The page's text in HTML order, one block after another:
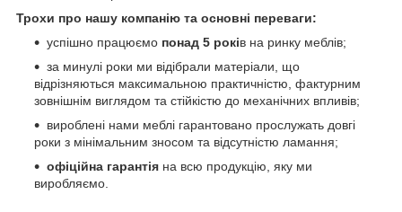
Трохи про нашу компанію та основні переваги:
успішно працюємо понад 5 років на ринку меблів;
за минулі роки ми відібрали матеріали, що
відрізняються максимальною практичністю, фактурним
зовнішнім виглядом та стійкістю до механічних впливів;
вироблені нами меблі гарантовано прослужать довгі
роки з мінімальним зносом та відсутністю ламання;
офіційна гарантія на всю продукцію, яку ми
виробляємо.